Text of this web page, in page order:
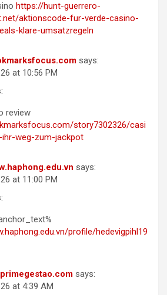
https://hunt-guerrero-
aktionscode-fur-verde-casino-
klare-umsatzregeln
says:
at 10:56 PM
review
story7302326/casi
weg-zum-jackpot
says:
at 11:00 PM
profile/hedevigpihl19
says:
at 4:39 AM